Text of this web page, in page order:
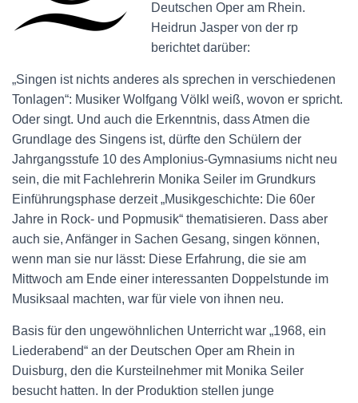
Deutschen Oper am Rhein.
Heidrun Jasper von der rp
berichtet darüber:
„Singen ist nichts anderes als sprechen in verschiedenen
Tonlagen“: Musiker Wolfgang Völkl weiß, wovon er spricht.
Oder singt. Und auch die Erkenntnis, dass Atmen die
Grundlage des Singens ist, dürfte den Schülern der
Jahrgangsstufe 10 des Amplonius-Gymnasiums nicht neu
sein, die mit Fachlehrerin Monika Seiler im Grundkurs
Einführungsphase derzeit „Musikgeschichte: Die 60er
Jahre in Rock- und Popmusik“ thematisieren. Dass aber
auch sie, Anfänger in Sachen Gesang, singen können,
wenn man sie nur lässt: Diese Erfahrung, die sie am
Mittwoch am Ende einer interessanten Doppelstunde im
Musiksaal machten, war für viele von ihnen neu.
Basis für den ungewöhnlichen Unterricht war „1968, ein
Liederabend“ an der Deutschen Oper am Rhein in
Duisburg, den die Kursteilnehmer mit Monika Seiler
besucht hatten. In der Produktion stellen junge